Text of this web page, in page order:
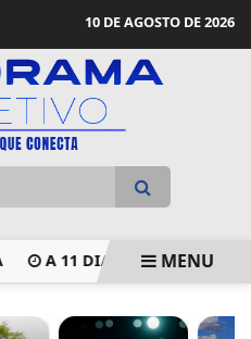
10 DE AGOSTO DE 2026
A 11 DIAS DO FIM DO
MENU